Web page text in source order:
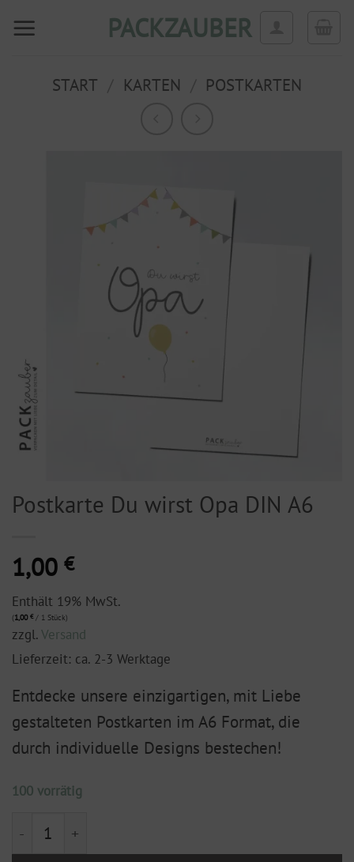
Inhalt
PACKZAUBER
START KARTEN POSTKARTEN
Postkarte Du wirst Opa DIN A6
1,00 €
Enthält 19% MwSt.
(1,00 €/ 1 Stück)
zzgl.Versand
Lieferzeit: ca. 2-3 Werktage
Entdecke unsere einzigartigen, mit Liebe
gestalteten Postkarten im A6 Format, die
durch individuelle Designs bestechen!
100 vorrätig
Postkarte Du wirst Opa DIN A6 Menge